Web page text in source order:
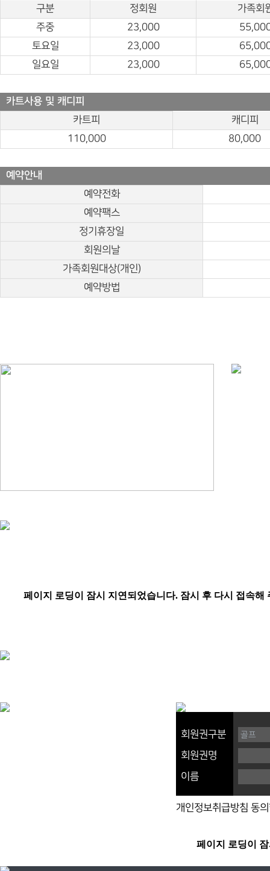
구분
정회원
가족회
주중
23,000
토요일
23,000
일요일
23,000
카트사용 및 캐디피
카트피
캐디피
110,000
80,000
예약안내
예약전화
예약팩스
정기휴장일
회원의날
가족회원대상(개인)
예약방법
회원권구분
회원권명
이름
개인정보취급방침 동